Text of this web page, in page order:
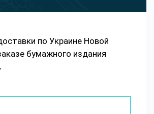
по Украине Новой
бумажного издания